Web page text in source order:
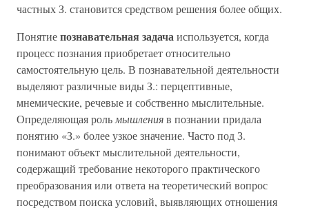
частных З. становится средством решения более общих.
Понятиепознавательная задачаиспользуется, когда
процесс познания приобретает относительно
самостоятельную цель. В познавательной деятельности
выделяют различные виды З.: перцептивные,
мнемические, речевые и собственно мыслительные.
Определяющая роль мышленияв познании придала
понятию «З.» более узкое значение. Часто под З.
понимают объект мыслительной деятельности,
содержащий требование некоторого практического
преобразования или ответа на теоретический вопрос
посредством поиска условий, выявляющих отношения